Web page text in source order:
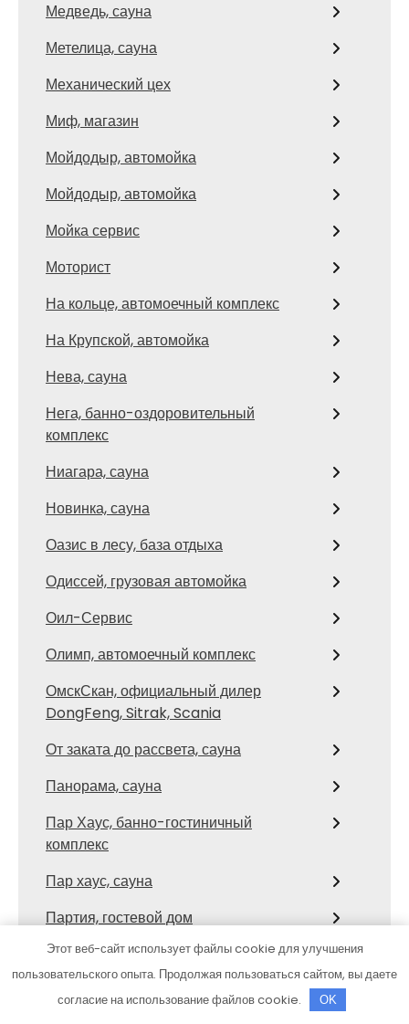
Медведь, сауна
Метелица, сауна
Механический цех
Миф, магазин
Мойдодыр, автомойка
Мойдодыр, автомойка
Мойка сервис
Моторист
На кольце, автомоечный комплекс
На Крупской, автомойка
Нева, сауна
Нега, банно-оздоровительный
комплекс
Ниагара, сауна
Новинка, сауна
Оазис в лесу, база отдыха
Одиссей, грузовая автомойка
Оил-Сервис
Олимп, автомоечный комплекс
ОмскСкан, официальный дилер
DongFeng, Sitrak, Scania
От заката до рассвета, сауна
Панорама, сауна
Пар Хаус, банно-гостиничный
комплекс
Пар хаус, сауна
Партия, гостевой дом
Перестройка, сауна
Этот веб-сайт использует файлы cookie для улучшения
пользовательского опыта. Продолжая пользоваться сайтом, вы даете
согласие на использование файлов cookie.
OK